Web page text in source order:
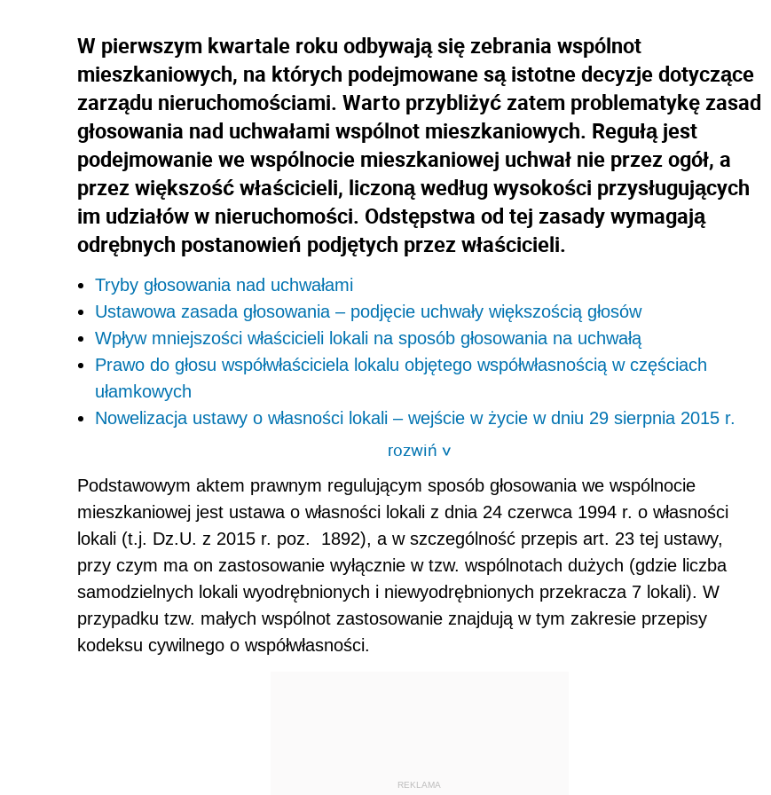
W pierwszym kwartale roku odbywają się zebrania wspólnot
mieszkaniowych, na których podejmowane są istotne decyzje dotyczące
zarządu nieruchomościami. Warto przybliżyć zatem problematykę zasad
głosowania nad uchwałami wspólnot mieszkaniowych. Regułą jest
podejmowanie we wspólnocie mieszkaniowej uchwał nie przez ogół, a
przez większość właścicieli, liczoną według wysokości przysługujących
im udziałów w nieruchomości. Odstępstwa od tej zasady wymagają
odrębnych postanowień podjętych przez właścicieli.
Tryby głosowania nad uchwałami
Ustawowa zasada głosowania – podjęcie uchwały większością głosów
Wpływ mniejszości właścicieli lokali na sposób głosowania na uchwałą
Prawo do głosu współwłaściciela lokalu objętego współwłasnością w częściach
ułamkowych
Nowelizacja ustawy o własności lokali – wejście w życie w dniu 29 sierpnia 2015 r.
rozwiń>
Podstawowym aktem prawnym regulującym sposób głosowania we wspólnocie
mieszkaniowej jest ustawa o własności lokali z dnia 24 czerwca 1994 r. o własności
lokali (t.j. Dz.U. z 2015 r. poz. 1892), a w szczególność przepis art. 23 tej ustawy,
przy czym ma on zastosowanie wyłącznie w tzw. wspólnotach dużych (gdzie liczba
samodzielnych lokali wyodrębnionych i niewyodrębnionych przekracza 7 lokali). W
przypadku tzw. małych wspólnot zastosowanie znajdują w tym zakresie przepisy
kodeksu cywilnego o współwłasności.
REKLAMA